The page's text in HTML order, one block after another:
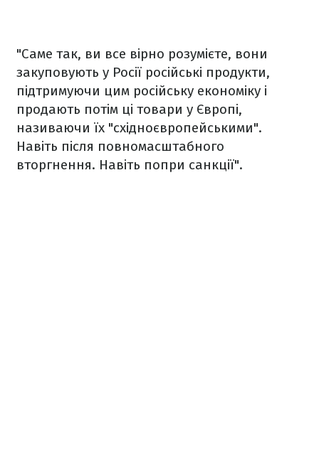
"Саме так, ви все вірно розумієте, вони
закуповують у Росії російські продукти,
підтримуючи цим російську економіку і
продають потім ці товари у Європі,
називаючи їх "східноєвропейськими".
Навіть після повномасштабного
вторгнення. Навіть попри санкції".